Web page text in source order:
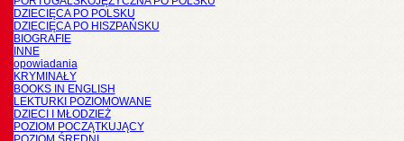
DZIECIĘCA PO POLSKU
DZIECIĘCA PO HISZPAŃSKU
BIOGRAFIE
INNE
opowiadania
KRYMINAŁY
BOOKS IN ENGLISH
LEKTURKI POZIOMOWANE
DZIECI I MŁODZIEŻ
POZIOM POCZĄTKUJĄCY